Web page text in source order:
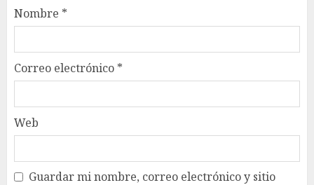
Nombre *
Correo electrónico *
Web
Guardar mi nombre, correo electrónico y sitio